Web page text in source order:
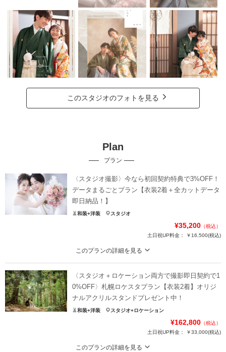
このスタジオのフォトを見る
Plan
プラン
〈スタジオ撮影〉今なら初回契約特典で3%OFF！
データまるごとプラン【衣装2着＋全カットデータ
即日納品！】
和装+洋装 スタジオ
¥35,200 （税込）
土日祝UP料金：
￥16,500(税込)
このプランの詳細を見る
Photorait限定『CLESTA(A6サイズ)』プレゼント中！お衣装2着にヘアメイク
と全カットデータが付いたお手頃プラン！
★データまるごとプラン〈シチュエーション豊富なスタジオ撮影〉
・洋装2着（+税込¥11,000で和装に変更も可◎）
・ヘアメイク
▶︎即日契約特典3%OFF適用の場合：¥31,790(税込)
〈スタジオ＋ロケーション両方で撮影即日契約で1
0%OFF〉札幌ロケスタプラン【衣装2着】オリジ
ナルアクリルスタンドプレゼント中！
和装+洋装 スタジオ+ロケーション
¥162,800 （税込）
土日祝UP料金：
￥33,000(税込)
このプランの詳細を見る